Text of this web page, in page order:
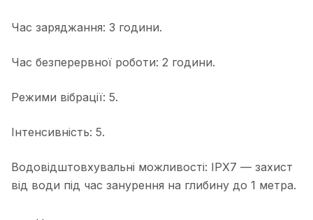
Час заряджання: 3 години.
Час безперервної роботи: 2 години.
Режими вібрації: 5.
Інтенсивність: 5.
Водовідштовхувальні можливості: IPX7 — захист
від води під час занурення на глибину до 1 метра.